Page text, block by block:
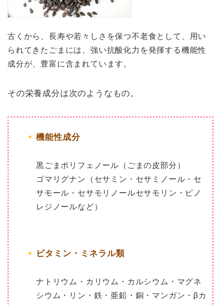
古くから、長寿や若々しさを保つ不老食として、用い
られてきたごまには、強い抗酸化力を発揮する機能性
成分が、豊富に含まれています。
その栄養成分は次のようなもの。
機能性成分
黒ごまポリフェノール（ごまの皮部分）
ゴマリグナン（セサミン・セサミノール・セ
サモール・セサモリノールセサモリン・ピノ
レジノールなど）
ビタミン・ミネラル類
ナトリウム・カリウム・カルシウム・マグネ
シウム・リン・鉄・亜鉛・銅・マンガン・βカ